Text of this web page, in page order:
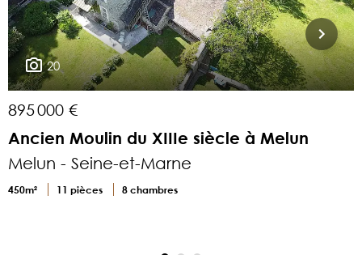
20
895 000 €
Ancien Moulin du XIIIe siècle à Melun
Melun - Seine-et-Marne
450m² 11 pièces 8 chambres